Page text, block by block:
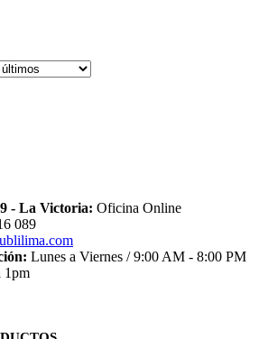
- La Victoria: Oficina Online
089
Lunes a Viernes / 9:00 AM - 8:00 PM
1pm